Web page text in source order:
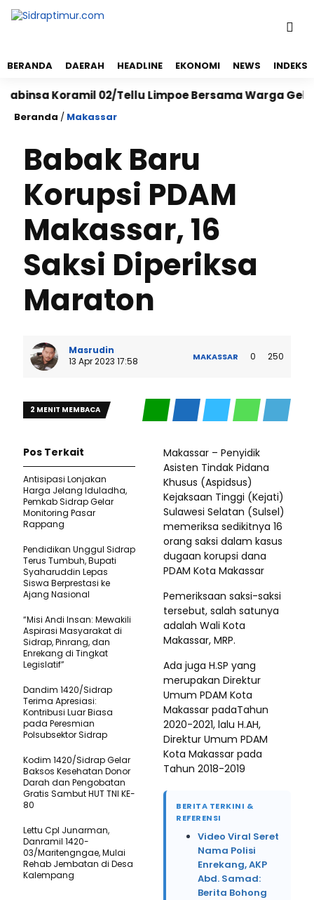
BERANDA DAERAH HEADLINE EKONOMI NEWS INDEKS
Koramil 02/Tellu Limpoe Bersama Warga Gelar
Beranda / Makassar
Babak Baru
Korupsi PDAM
Makassar, 16
Saksi Diperiksa
Maraton
Masrudin
13 Apr 2023 17:58
MAKASSAR 0 250
2 MENIT MEMBACA
Makassar – Penyidik
Asisten Tindak Pidana
Khusus (Aspidsus)
Kejaksaan Tinggi (Kejati)
Sulawesi Selatan (Sulsel)
memeriksa sedikitnya 16
orang saksi dalam kasus
dugaan korupsi dana
PDAM Kota Makassar
Pemeriksaan saksi-saksi
tersebut, salah satunya
adalah Wali Kota
Makassar, MRP.
Ada juga H.SP yang
merupakan Direktur
Umum PDAM Kota
Makassar padaTahun
2020-2021, lalu H.AH,
Direktur Umum PDAM
Kota Makassar pada
Tahun 2018-2019
BERITA TERKINI &
REFERENSI
Video Viral Seret
Nama Polisi
Enrekang, AKP
Abd. Samad:
Berita Bohong
Pos Terkait
Antisipasi Lonjakan
Harga Jelang Iduladha,
Pemkab Sidrap Gelar
Monitoring Pasar
Rappang
Pendidikan Unggul Sidrap
Terus Tumbuh, Bupati
Syaharuddin Lepas
Siswa Berprestasi ke
Ajang Nasional
“Misi Andi Insan: Mewakili
Aspirasi Masyarakat di
Sidrap, Pinrang, dan
Enrekang di Tingkat
Legislatif”
Dandim 1420/Sidrap
Terima Apresiasi:
Kontribusi Luar Biasa
pada Peresmian
Polsubsektor Sidrap
Kodim 1420/Sidrap Gelar
Baksos Kesehatan Donor
Darah dan Pengobatan
Gratis Sambut HUT TNI KE-
80
Lettu Cpl Junarman,
Danramil 1420-
03/Maritengngae, Mulai
Rehab Jembatan di Desa
Kalempang